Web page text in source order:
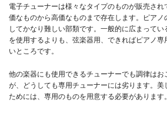
電子チューナーは様々なタイプのものが販売さ
価なものから高価なものまで存在します。ピア
してかなり難しい部類です。一般的に広まって
を使用するよりも、弦楽器用、できればピアノ
いところです。
他の楽器にも使用できるチューナーでも調律は
が、どうしても専用チューナーには劣ります。
ためには、専用のものを用意する必要があります。